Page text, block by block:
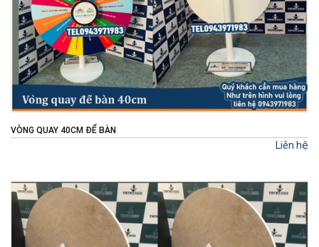
VÒNG QUAY 40CM ĐỂ BÀN
Liên hệ